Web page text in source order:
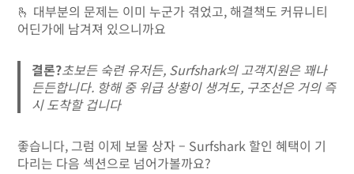
🫰 대부분의 문제는 이미 누군가 겪었고, 해결책도 커뮤니티
어딘가에 남겨져 있으니까요
결론?초보든 숙련 유저든, Surfshark의 고객지원은 꽤나
든든합니다. 항해 중 위급 상황이 생겨도, 구조선은 거의 즉
시 도착할 겁니다
좋습니다, 그럼 이제 보물 상자 – Surfshark 할인 혜택이 기
다리는 다음 섹션으로 넘어가볼까요?